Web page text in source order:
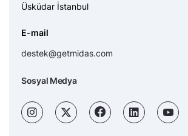
Üsküdar İstanbul
E-mail
destek@getmidas.com
Sosyal Medya